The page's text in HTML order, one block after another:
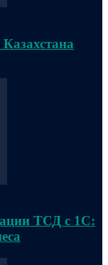
ТСД с 1С: